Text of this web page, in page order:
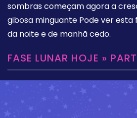
sombras começam agora a
gibosa minguante Pode ver
da noite e de manhã cedo.
FASE LUNAR HOJE »